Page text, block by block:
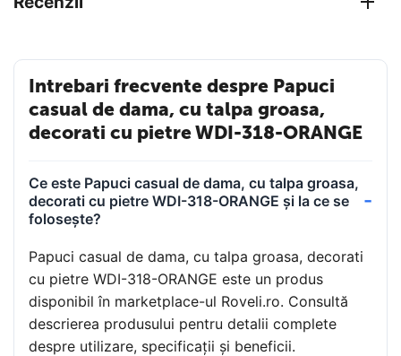
Intrebari frecvente despre Papuci
casual de dama, cu talpa groasa,
decorati cu pietre WDI-318-ORANGE
Ce este Papuci casual de dama, cu talpa groasa,
decorati cu pietre WDI-318-ORANGE și la ce se
folosește?
Papuci casual de dama, cu talpa groasa, decorati
cu pietre WDI-318-ORANGE este un produs
disponibil în marketplace-ul Roveli.ro. Consultă
descrierea produsului pentru detalii complete
despre utilizare, specificații și beneficii.